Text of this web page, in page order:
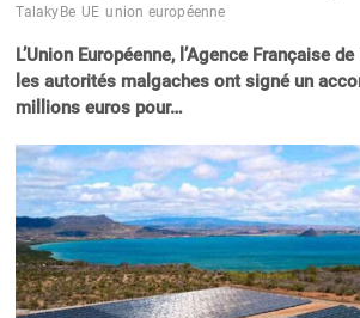
TalakyBe UE union européenne
L’Union Européenne, l’Agence Française
les autorités malgaches ont signé un
millions euros pour…